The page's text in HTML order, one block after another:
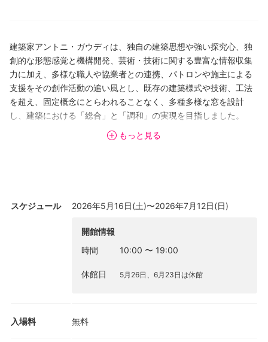
建築家アントニ・ガウディは、独自の建築思想や強い探究心、独
創的な形態感覚と機構開発、芸術・技術に関する豊富な情報収集
力に加え、多様な職人や協業者との連携、パトロンや施主による
支援をその創作活動の追い風とし、既存の建築様式や技術、工法
を超え、固定概念にとらわれることなく、多種多様な窓を設計
し、建築における「総合」と「調和」の実現を目指しました。
ガウディの没後100年となる2026年、「窓を考える会社」YKK AP
果、模型、共同研究の一部などをスペインと日本で展覧会やドキ
ュメンタリー映像、書籍、関連イベントを通して紹介し、参加者
とともにガウディの豊かな窓の世界を多角的に学び、未来の窓に
ついて考える産学官連携プロジェクトです。
東京のサテライト展となる本展は、バルセロナの世界遺産ガウデ
構成で開催します。
もっと見る
スケジュール 2026年5月16日(土)〜2026年7月12日(日)
開館情報
時間
10:00 〜 19:00
休館日 5月26日、6月23日は休館
入場料 無料